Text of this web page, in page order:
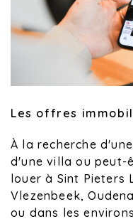
Les offres
À la recherche
d'une villa ou peut-
louer à Sint Pieters
Vlezenbeek,
ou dans les